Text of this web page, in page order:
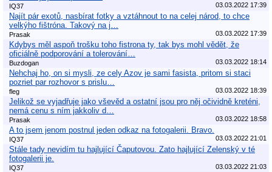
IQ37 03.03.2022 17:39
Najít pár exotů, nasbírat fotky a vztáhnout to na celej národ, to chce
velkýho fištróna. Takový na j…
Prasak 03.03.2022 17:39
Kdybys měl aspoň trošku toho fistrona ty, tak bys mohl vědět, že
oficiálně podporování a tolerování…
Buzdogan 03.03.2022 18:14
Nehchaj ho, on si mysli, ze cely Azov je sami fasista, pritom si staci
pozriet par rozhovor s prislu…
fleg 03.03.2022 18:39
Jelikož se vyjadřuje jako vševěd a ostatní jsou pro něj očividně kreténi,
nemá cenu s ním jakkoliv d…
Prasak 03.03.2022 18:58
A to jsem jenom postnul jeden odkaz na fotogalerii. Bravo.
IQ37 03.03.2022 21:01
Stále tady nevidím tu hajlující Čaputovou. Zato hajlující Zelenský v té
fotogalerii je.
IQ37 03.03.2022 21:03